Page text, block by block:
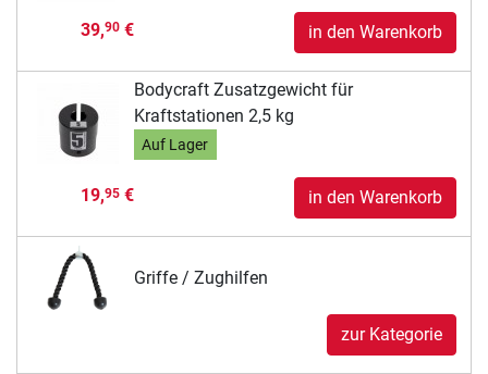
39,90€ in den Warenkorb
Bodycraft Zusatzgewicht für
Kraftstationen 2,5 kg
Auf Lager
19,95€ in den Warenkorb
Griffe / Zughilfen
zur Kategorie